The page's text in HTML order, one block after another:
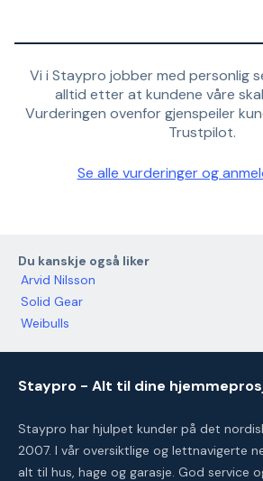
Vi i Staypro jobber med personlig
alltid etter at kundene våre
Vurderingen ovenfor gjenspeiler
Trustpilot.
Se alle vurderinger og
Du kanskje også liker
Arvid Nilsson
Solid Gear
Weibulls
Staypro - Alt til dine
Staypro har hjulpet kunder på det
2007. I vår oversiktlige og lettnavigerte
alt til hus, hage og garasje. God service